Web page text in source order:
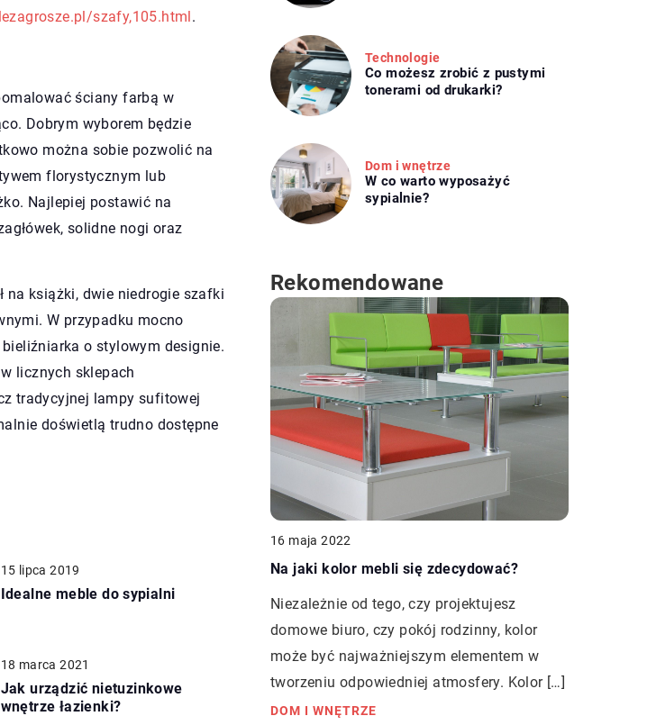
szafy,105.html.
ściany farbą w
Dobrym wyborem będzie
można sobie pozwolić na
florystycznym lub
Najlepiej postawić na
solidne nogi oraz
na książki, dwie niedrogie szafki
W przypadku mocno
o stylowym designie.
licznych sklepach
tradycyjnej lampy sufitowej
doświetlą trudno dostępne
15 lipca 2019
Idealne meble do sypialni
18 marca 2021
Jak urządzić nietuzinkowe
wnętrze łazienki?
Technologie
Co możesz zrobić z pustymi
tonerami od drukarki?
Dom i wnętrze
W co warto wyposażyć
sypialnie?
Rekomendowane
16 maja 2022
Na jaki kolor mebli się zdecydować?
Niezależnie od tego, czy projektujesz
domowe biuro, czy pokój rodzinny, kolor
może być najważniejszym elementem w
tworzeniu odpowiedniej atmosfery. Kolor […]
DOM I WNĘTRZE